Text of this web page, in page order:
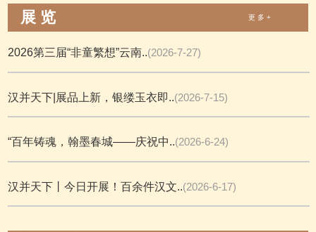
展 览 更 多 +
2026第三届“非童繁想”云南..(2026-7-27)
汉并天下|展品上新，银缕玉衣即..(2026-7-15)
“百年铸魂，翰墨春城——庆祝中..(2026-6-24)
汉并天下丨今日开展！百余件汉文..(2026-6-17)